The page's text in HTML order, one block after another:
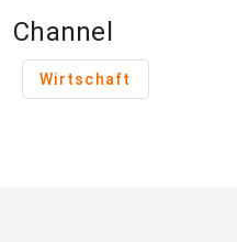
Channel
Wirtschaft